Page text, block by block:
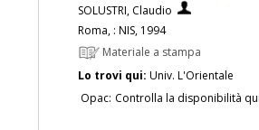
SOLUSTRI, Claudio
Roma, : NIS, 1994
Materiale a stampa
Lo trovi qui: Univ. L'Orientale
Opac: Controlla la disponibilità